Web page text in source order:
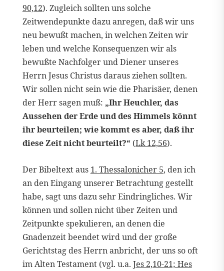
90,12). Zugleich sollten uns solche
Zeitwendepunkte dazu anregen, daß wir uns
neu bewußt machen, in welchen Zeiten wir
leben und welche Konsequenzen wir als
bewußte Nachfolger und Diener unseres
Herrn Jesus Christus daraus ziehen sollten.
Wir sollen nicht sein wie die Pharisäer, denen
der Herr sagen muß: „Ihr Heuchler, das
Aussehen der Erde und des Himmels könnt
ihr beurteilen; wie kommt es aber, daß ihr
diese Zeit nicht beurteilt?“ (Lk 12,56).
Der Bibeltext aus 1. Thessalonicher 5, den ich
an den Eingang unserer Betrachtung gestellt
habe, sagt uns dazu sehr Eindringliches. Wir
können und sollen nicht über Zeiten und
Zeitpunkte spekulieren, an denen die
Gnadenzeit beendet wird und der große
Gerichtstag des Herrn anbricht, der uns so oft
im Alten Testament (vgl. u.a. Jes 2,10-21; Hes